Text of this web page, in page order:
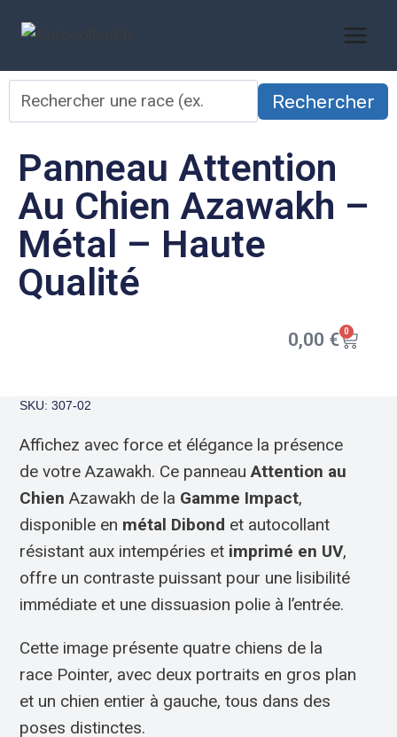
Rechercher
Panneau Attention
Au Chien Azawakh –
Métal – Haute
Qualité
0,00 € 0
SKU: 307-02
Affichez avec force et élégance la présence
de votre Azawakh. Ce panneauAttention au
Chien Azawakh de la Gamme Impact,
disponible en métal Dibond et autocollant
résistant aux intempéries et imprimé en UV,
offre un contraste puissant pour une lisibilité
immédiate et une dissuasion polie à l’entrée.
Cette image présente quatre chiens de la
race Pointer, avec deux portraits en gros plan
et un chien entier à gauche, tous dans des
poses distinctes.